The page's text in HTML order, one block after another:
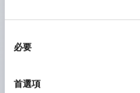
必要
首選項
需分色管理的 LED 燈泡，
顏色。
支援色彩通用設計（CUD
示燈的亮燈/熄燈狀態，以